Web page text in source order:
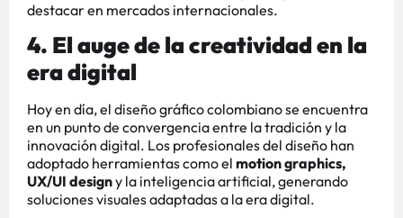
destacar en mercados internacionales.
4. El auge de la creatividad en la
era digital
Hoy en día, el diseño gráfico colombiano se encuentra
en un punto de convergencia entre la tradición y la
innovación digital. Los profesionales del diseño han
adoptado herramientas como el motion graphics,
UX/UI designy la inteligencia artificial, generando
soluciones visuales adaptadas a la era digital.